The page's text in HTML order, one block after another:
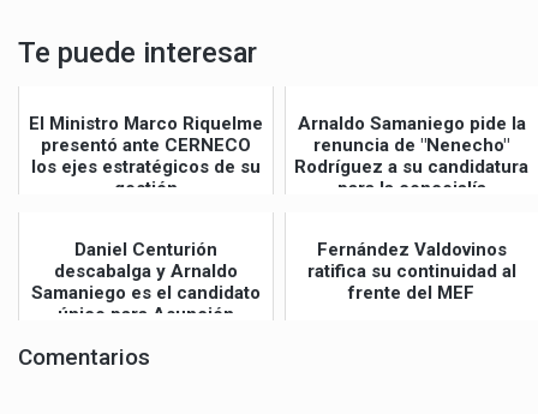
Te puede interesar
El Ministro Marco Riquelme
presentó ante CERNECO
los ejes estratégicos de su
gestión
Arnaldo Samaniego pide la
renuncia de "Nenecho"
Rodríguez a su candidatura
para la concejalía
Daniel Centurión
descabalga y Arnaldo
Samaniego es el candidato
único para Asunción
Fernández Valdovinos
ratifica su continuidad al
frente del MEF
Comentarios